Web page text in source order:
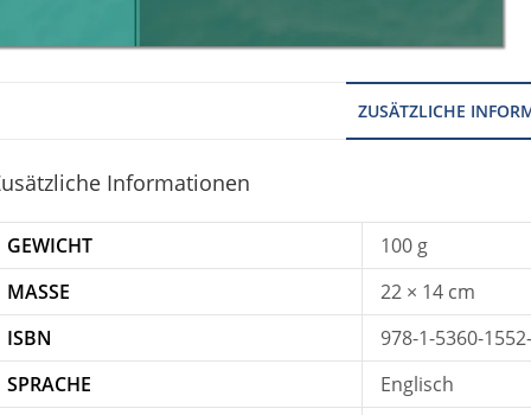
ZUSÄTZLICHE
Informationen
GEWICHT
100 g
MASSE
22 × 14 cm
ISBN
978-1-5360-
SPRACHE
Englisch